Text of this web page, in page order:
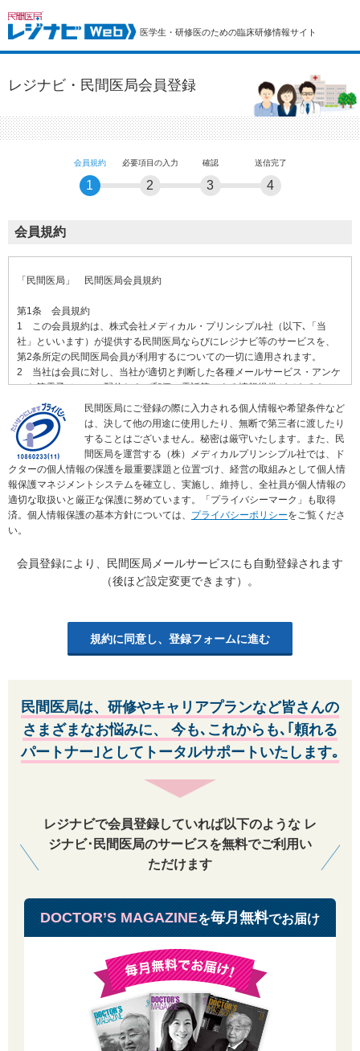
医学生・研修医のための臨床研修情報サイト
レジナビ・民間医局会員登録
会員規約
1
必要項目の入力
2
確認
3
送信完了
4
会員規約
「民間医局」 民間医局会員規約
第1条 会員規約
1 この会員規約は、株式会社メディカル・プリンシプル社（以下､「当
社」といいます）が提供する民間医局ならびにレジナビ等のサービスを、
第2条所定の民間医局会員が利用するについての一切に適用されます。
2 当社は会員に対し、当社が適切と判断した各種メールサービス・アンケ
ート等電子メールの配信および郵便、電話等による情報提供ができるもの
とします。配信されるメールの種類は、会員本人がいつでも変更・停止で
きるものとします。
第2条 民間医局会員
1 民間医局会員（以下、「会員」といいます）とは、医学生及び医師免許
を有する者を対象とし、当社に個人情報およびその他の情報を登録し、当
社がこれを承認した者をいいます。当該会員登録および承認後、会員は当
社のサービスを利用できるものとします。
4 登録した情報は会員本人がいつでも変更・追加・削除できるものとしま
6 会員は、1人につき1つのIDを保有するものとします。1人が複数のIDを
保有すること、複数人が1つのIDを共同して保有することはできないものと
ただし、上記に関わらずサービスの利用及び契約の状況を踏まえて、有効
なIDを当社が判断できるものとします。
第3条 禁止行為
1 意図的に虚偽の情報を登録する行為
2 ID（メールアドレス）またはパスワードを他人に貸与、譲渡などして、
当社のサービスを使用させる行為
3 他の会員のID（メールアドレス）またはパスワードを不正に使用する行
為
4 著作権、商標権、プライバシー権、氏名権、肖像権、名誉等の他人の権
6 法令、公序良俗に反する行為、またはその恐れのある行為
7 当社のサービスに支障をきたす恐れのある行為、その他当社が不適当と
判断する行為
8 当社のサービスを通して入手した情報を、複製、販売、出版、その他私
的利用の範囲を超えて使用する行為
9 当社のサービスを営利目的として利用する行為
10 当社の運営を妨げる行為、または信頼を毀損する行為
1 会員が退会を希望する場合は、お問い合わせフォーム［https://www.doct
民間医局にご登録の際に入力される個人情報や希望条件など
は、決して他の用途に使用したり、無断で第三者に渡したり
することはございません。秘密は厳守いたします。また、民
間医局を運営する（株）メディカルプリンシプル社では、ド
クターの個人情報の保護を最重要課題と位置づけ、経営の取組みとして個人情
報保護マネジメントシステムを確立し、実施し、維持し、全社員が個人情報の
適切な取扱いと厳正な保護に努めています。「プライバシーマーク」も取得
済。個人情報保護の基本方針については、 プライバシーポリシーをご覧くださ
い。
会員登録により、民間医局メールサービスにも自動登録されます
（後ほど設定変更できます）。
規約に同意し、登録フォームに進む
民間医局は、研修やキャリアプランなど皆さんの
さまざまなお悩みに、
今も､これからも､｢頼れる
パートナー｣としてトータルサポートいたします｡
レジナビで会員登録していれば以下のような レ
ジナビ･民間医局のサービスを無料でご利用い
ただけます
DOCTOR’S MAGAZINEを毎月無料でお届け